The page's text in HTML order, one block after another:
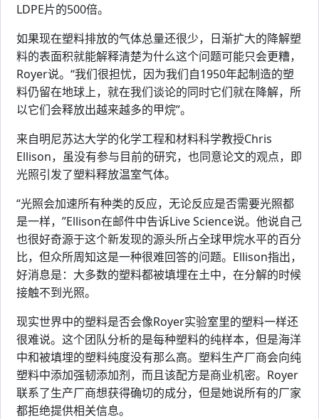
LDPE片的500倍。
如果现在塑料排放的气体总量还很少，日渐扩大的降解塑
料的表面积就能解释清楚为什么这个问题可能只会更糟，
Royer说。“我们很担忧，因为我们自1950年起制造的塑
料仍留在地球上，就在我们谈论的同时它们就在降解，所
以它们会释放出越来越多的甲烷”。
来自明尼苏达大学的化学工程和材料科学教授Chris
Ellison，虽没有参与目前的研究，也同意论文的观点，即
光照引发了塑料释放温室气体。
“光照会加速所有种类的反应，无论反应是否需要光照都
是一样，”Ellison在邮件中告诉Live Science说。他说自己
也很好奇源于这个新发现的源头所占全球甲烷水平的百分
比，但众所周知这是一种很难回答的问题。Ellison指出，
好消息是：大多数的塑料都被填埋在土中，在分解的时候
接触不到光照。
现实世界中的塑料是否会像Royer实验室里的塑料一样还
很难说。这个团队分析的是每种塑料的纯样本，但是海洋
中和被填埋的塑料纯度没有那么高。塑料生产厂商会向纯
塑料中添加强韧添加剂，而且该配方是商业机密。Royer
联系了生产厂商想获得确切的成分，但是她说所有的厂家
都拒绝提供相关信息。